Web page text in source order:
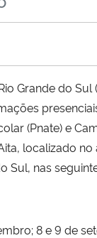
Grande do
(Pnate) e
localizado
Sul, nas
8 e 9 de